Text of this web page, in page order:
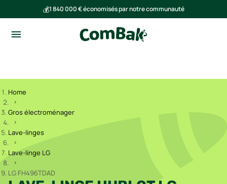
💰1 840 000 € économisés par notre communauté
Home
Gros électroménager
Lave-linges
Lave-linge LG
LG FH496TDAD